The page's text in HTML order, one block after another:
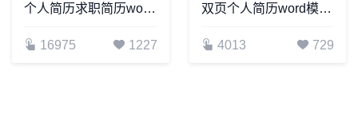
个人简历求职简历word空白标准表格(3)
16975 1227
双页个人简历word模板(4)
4013 729